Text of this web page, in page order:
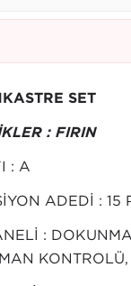
SET
: FIRIN
: A
ADEDİ : 15
:
KONTROLÜ,